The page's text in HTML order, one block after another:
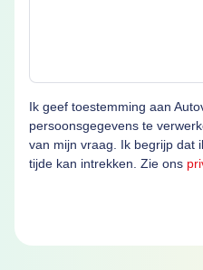
Ik geef toestemming aan
persoonsgegevens te
van mijn vraag. Ik begrijp dat
tijde kan intrekken. Zie ons